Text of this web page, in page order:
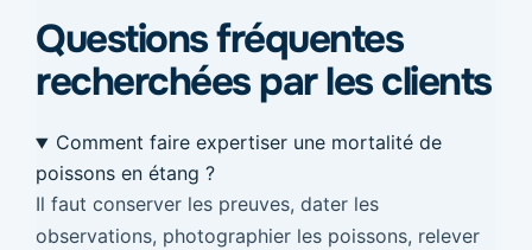
Questions fréquentes
recherchées par les clients
Comment faire expertiser une mortalité de
poissons en étang ?
Il faut conserver les preuves, dater les
observations, photographier les poissons, relever